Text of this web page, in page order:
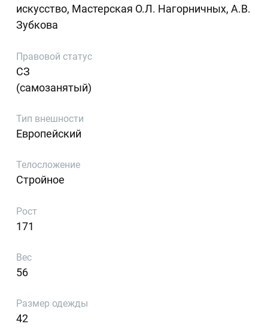
искусство, Мастерская О.Л. Нагорничных, А.В.
Зубкова
Правовой статус
СЗ
(самозанятый)
Тип внешности
Европейский
Телосложение
Стройное
Рост
171
Вес
56
Размер одежды
42